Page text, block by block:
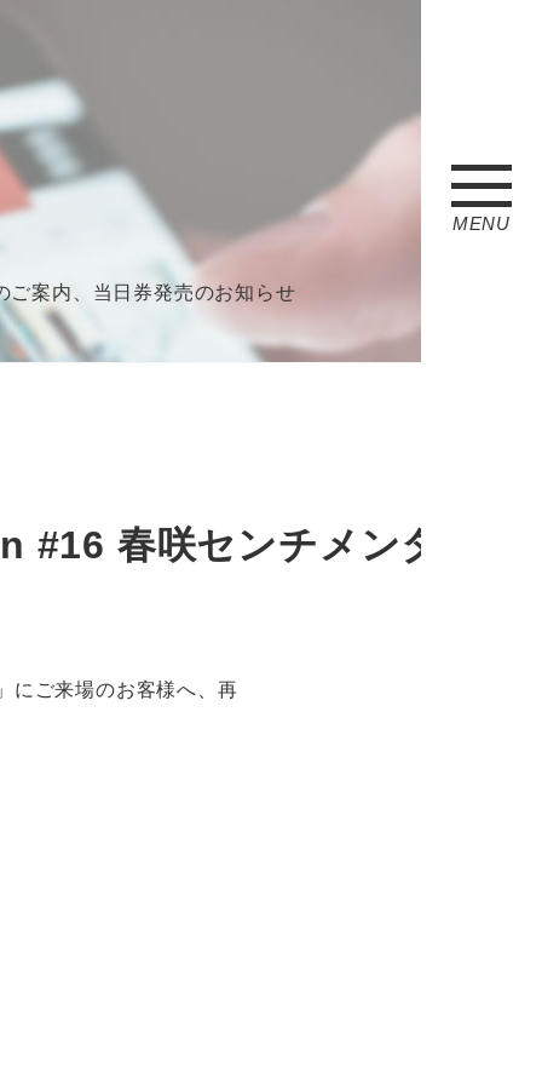
MENU
案内、当日券発売のお知らせ
春咲センチメンタ
ご来場のお客様へ、再